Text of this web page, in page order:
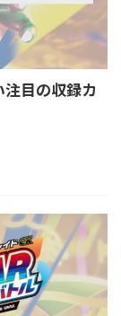
注目の収録カ